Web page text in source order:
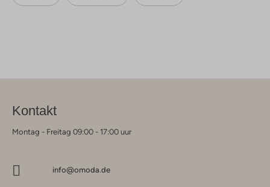
Kontakt
Montag - Freitag 09:00 - 17:00 uur
info@omoda.de